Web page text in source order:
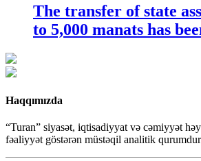
The transfer of state
to 5,000 manats has
Haqqımızda
“Turan” siyasət, iqtisadiyyat və cəmiyyət
fəaliyyət göstərən müstəqil analitik